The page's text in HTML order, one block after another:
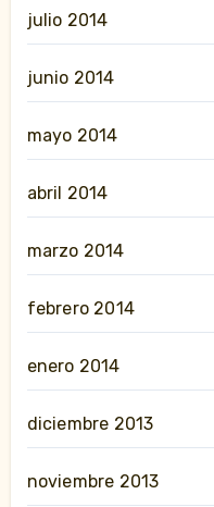
julio 2014
junio 2014
mayo 2014
abril 2014
marzo 2014
febrero 2014
enero 2014
diciembre 2013
noviembre 2013